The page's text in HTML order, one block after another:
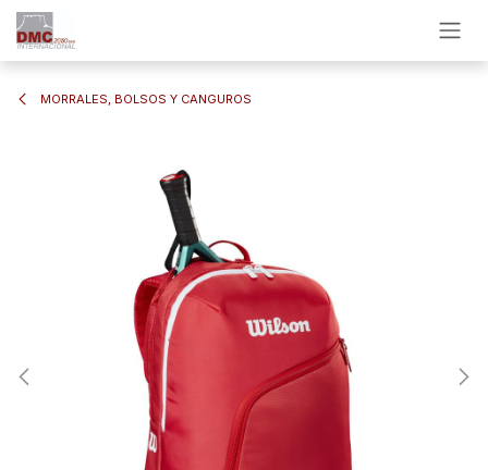
MORRALES, BOLSOS Y CANGUROS